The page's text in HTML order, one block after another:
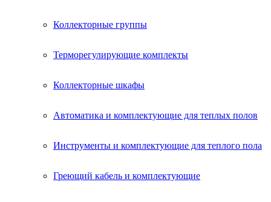
Коллекторные группы
Терморегулирующие комплекты
Коллекторные шкафы
Автоматика и комплектующие для теплых полов
Инструменты и комплектующие для теплого пола
Греющий кабель и комплектующие